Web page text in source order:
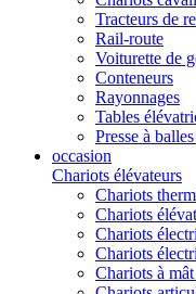
Tracteurs de
Rail-route
Voiturette de
Conteneurs
Rayonnages
Tables
Presse à
occasion
Chariots élévateurs
Chariots
Chariots
Chariots
Chariots
Chariots à